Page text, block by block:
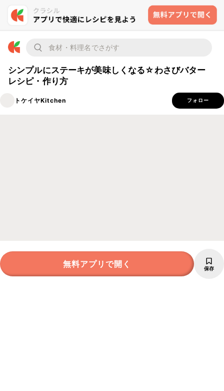
シンプルにステーキが美味しくなる☆わさびバター
レシピ・作り方
トケイヤKitchen フォロー
無料アプリで開く 保存